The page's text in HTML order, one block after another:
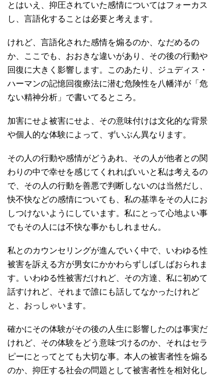
とはいえ、抑圧されていた感情についてはフォーカス
し、言語化することは必要と考えます。
けれど、言語化された感情を煽るのか、なだめるの
か、ここでも、おおきな違いがあり、その後の行動や
回復に大きく影響します。このあたり、ジュディス・
ハーマンの記憶回復療法に潜む危険性を八幡洋が「危
ない精神分析」で書いてるところ。
加害にせよ被害にせよ、その意味付けは文化的な背景
や個人的な体験によって、ずいぶん異なります。
その人の行動や感情がどうあれ、その人が他者との関
わりの中で幸せを感じてくれればいいと私は考えるの
で、その人の行動を善悪で判断しないのは当然だし、
快不快などの感情についても、私の基準をその人にお
しつけないようにしています。私にとって心地よい事
でもその人には不快な事かもしれません。
私とのカウンセリングが進んでいく中で、いわゆる性
被害を訴える方が男女にかかわらずしばしばおられま
す。いわゆる性被害だけれど、その方達、私に初めて
話すけれど、それまで誰にも話してなかったけれど
と、おっしゃいます。
確かにその体験がその後の人生に影響したのは事実だ
けれど、その体験をどう意味づけるのか、それはセラ
ピーにとってとても大切な事。本人の被害者性を煽る
のか、抑圧する社会の問題として被害者性を相対化し